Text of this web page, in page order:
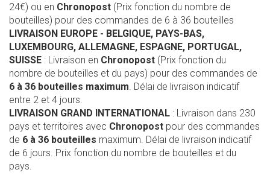
24€) ou en Chronopost (Prix fonction du nombre de
bouteilles) pour des commandes de 6 à 36 bouteilles
LIVRAISON EUROPE - BELGIQUE, PAYS-BAS,
LUXEMBOURG, ALLEMAGNE, ESPAGNE, PORTUGAL,
SUISSE : Livraison en Chronopost (Prix fonction du
nombre de bouteilles et du pays) pour des commandes de
6 à 36 bouteilles maximum. Délai de livraison indicatif
entre 2 et 4 jours.
LIVRAISON GRAND INTERNATIONAL : Livraison dans 230
pays et territoires avec Chronopost pour des commandes
de 6 à 36 bouteilles maximum. Délai de livraison indicatif
de 6 jours. Prix fonction du nombre de bouteilles et du
pays.